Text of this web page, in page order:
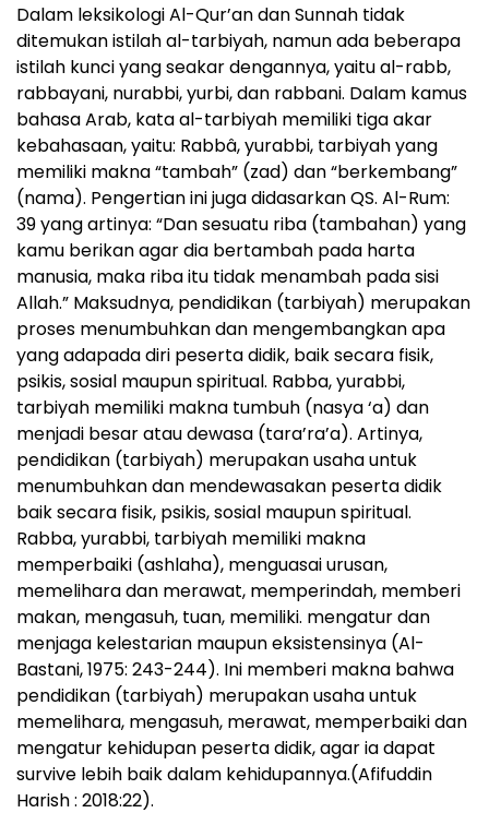
Dalam leksikologi Al-Qur’an dan Sunnah tidak
ditemukan istilah al-tarbiyah, namun ada beberapa
istilah kunci yang seakar dengannya, yaitu al-rabb,
rabbayani, nurabbi, yurbi, dan rabbani. Dalam kamus
bahasa Arab, kata al-tarbiyah memiliki tiga akar
kebahasaan, yaitu: Rabbâ, yurabbi, tarbiyah yang
memiliki makna “tambah” (zad) dan “berkembang”
(nama). Pengertian ini juga didasarkan QS. Al-Rum:
39 yang artinya: “Dan sesuatu riba (tambahan) yang
kamu berikan agar dia bertambah pada harta
manusia, maka riba itu tidak menambah pada sisi
Allah.” Maksudnya, pendidikan (tarbiyah) merupakan
proses menumbuhkan dan mengembangkan apa
yang adapada diri peserta didik, baik secara fisik,
psikis, sosial maupun spiritual. Rabba, yurabbi,
tarbiyah memiliki makna tumbuh (nasya ‘a) dan
menjadi besar atau dewasa (tara’ra’a). Artinya,
pendidikan (tarbiyah) merupakan usaha untuk
menumbuhkan dan mendewasakan peserta didik
baik secara fisik, psikis, sosial maupun spiritual.
Rabba, yurabbi, tarbiyah memiliki makna
memperbaiki (ashlaha), menguasai urusan,
memelihara dan merawat, memperindah, memberi
makan, mengasuh, tuan, memiliki. mengatur dan
menjaga kelestarian maupun eksistensinya (Al-
Bastani, 1975: 243-244). Ini memberi makna bahwa
pendidikan (tarbiyah) merupakan usaha untuk
memelihara, mengasuh, merawat, memperbaiki dan
mengatur kehidupan peserta didik, agar ia dapat
survive lebih baik dalam kehidupannya.(Afifuddin
Harish : 2018:22).